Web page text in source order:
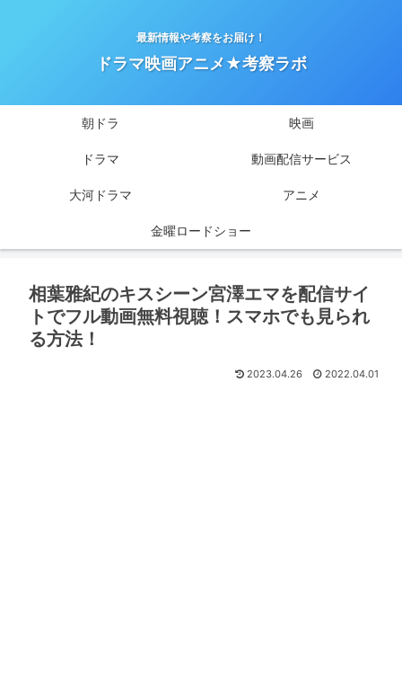
最新情報や考察をお届け！
ドラマ映画アニメ★考察ラボ
朝ドラ 映画
ドラマ 動画配信サービス
大河ドラマ アニメ
金曜ロードショー
相葉雅紀のキスシーン宮澤エマを配信サイ
トでフル動画無料視聴！スマホでも見られ
る方法！
2023.04.26 2022.04.01